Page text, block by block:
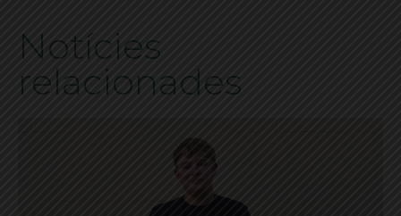
Notícies
relacionades